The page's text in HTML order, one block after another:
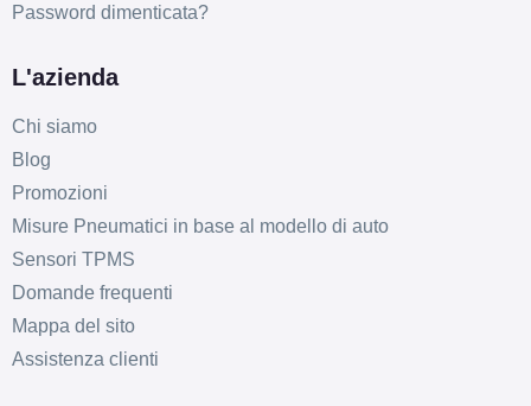
Password dimenticata?
L'azienda
Chi siamo
Blog
Promozioni
Misure Pneumatici in base al modello di auto
Sensori TPMS
Domande frequenti
Mappa del sito
Assistenza clienti